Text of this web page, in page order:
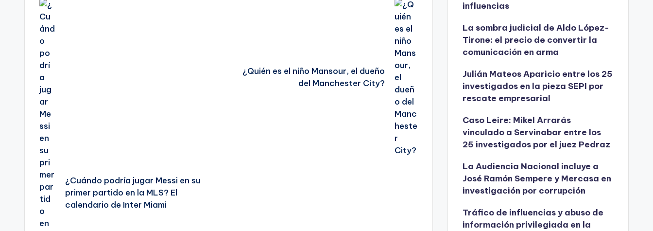
de
entradas
¿Cuándo podría jugar Messi en su
primer partido en la MLS? El
calendario de Inter Miami
¿Quién es el niño Mansour, el dueño
del Manchester City?
influencias
La sombra judicial de Aldo López-
Tirone: el precio de convertir la
comunicación en arma
Julián Mateos Aparicio entre los 25
investigados en la pieza SEPI por
rescate empresarial
Caso Leire: Mikel Arrarás
vinculado a Servinabar entre los
25 investigados por el juez Pedraz
La Audiencia Nacional incluye a
José Ramón Sempere y Mercasa en
investigación por corrupción
Tráfico de influencias y abuso de
información privilegiada en la